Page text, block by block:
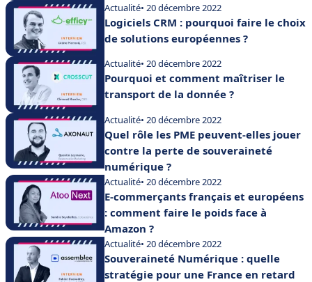
Actualité• 20 décembre 2022
Logiciels CRM : pourquoi faire le choix
de solutions européennes ?
Actualité• 20 décembre 2022
Pourquoi et comment maîtriser le
transport de la donnée ?
Actualité• 20 décembre 2022
Quel rôle les PME peuvent-elles jouer
contre la perte de souveraineté
numérique ?
Actualité• 20 décembre 2022
E-commerçants français et européens
: comment faire le poids face à
Amazon ?
Actualité• 20 décembre 2022
Souveraineté Numérique : quelle
stratégie pour une France en retard